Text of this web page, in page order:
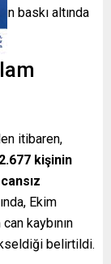
baskı altında
itibaren,
2.677 kişinin
Ekim
kaybının
belirtildi.